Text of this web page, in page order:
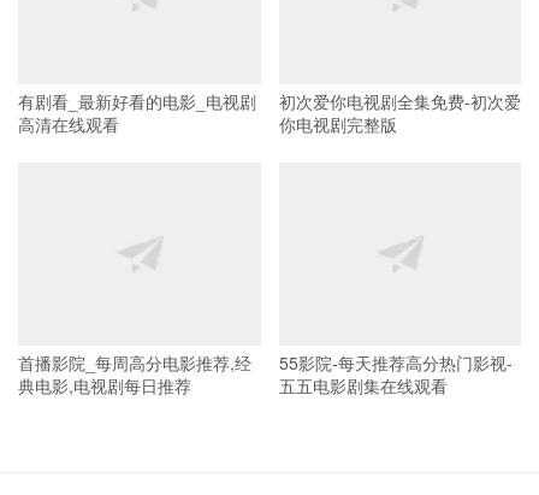
有剧看_最新好看的电影_电视剧
高清在线观看
初次爱你电视剧全集免费-初次爱
你电视剧完整版
首播影院_每周高分电影推荐,经
典电影,电视剧每日推荐
55影院-每天推荐高分热门影视-
五五电影剧集在线观看